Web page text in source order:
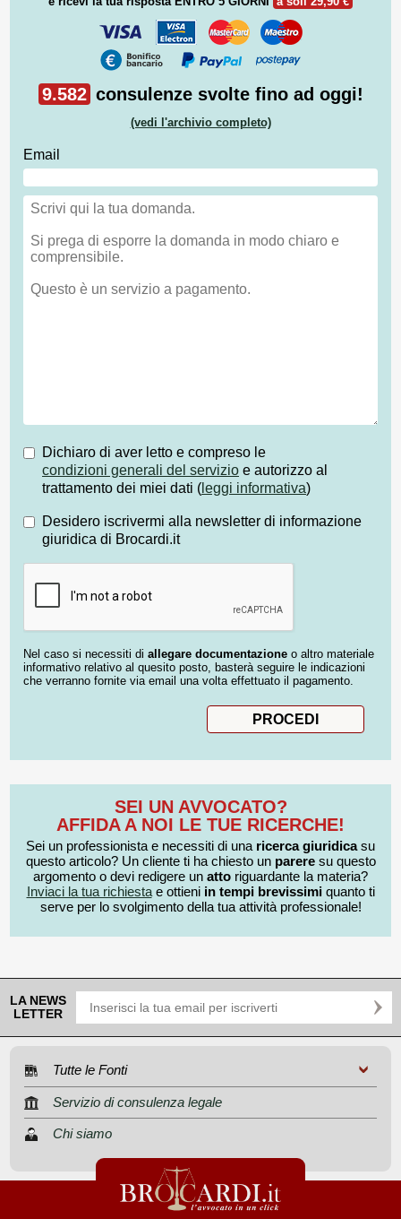
9.582 consulenze svolte fino ad oggi!
(vedi l'archivio completo)
Email
Dichiaro di aver letto e compreso le
condizioni generali del servizio e autorizzo al
trattamento dei miei dati ( leggi informativa)
Desidero iscrivermi alla newsletter di informazione
giuridica di Brocardi.it
Nel caso si necessiti di allegare documentazione o altro materiale
informativo relativo al quesito posto, basterà seguire le indicazioni
che verranno fornite via email una volta effettuato il pagamento.
SEI UN AVVOCATO?
AFFIDA A NOI LE TUE RICERCHE!
Sei un professionista e necessiti di una ricerca giuridicasu
questo articolo? Un cliente ti ha chiesto un pareresu questo
argomento o devi redigere un atto riguardante la materia?
Inviaci la tua richiestae ottieni in tempi brevissimiquanto ti
serve per lo svolgimento della tua attività professionale!
LA NEWS
LETTER
Tutte le Fonti
Servizio di consulenza legale
Chi siamo